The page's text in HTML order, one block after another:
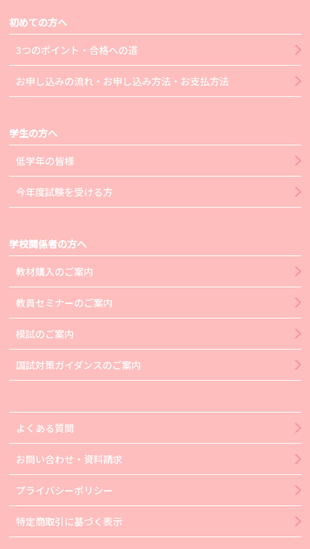
初めての方へ
3つのポイント・合格への道
お申し込みの流れ・お申し込み方法・お支払方法
学生の方へ
低学年の皆様
今年度試験を受ける方
学校関係者の方へ
教材購入のご案内
教員セミナーのご案内
模試のご案内
国試対策ガイダンスのご案内
よくある質問
お問い合わせ・資料請求
プライバシーポリシー
特定商取引に基づく表示